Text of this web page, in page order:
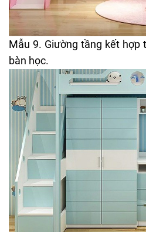
Mẫu 9. Giường tầng kết hợp
bàn học.